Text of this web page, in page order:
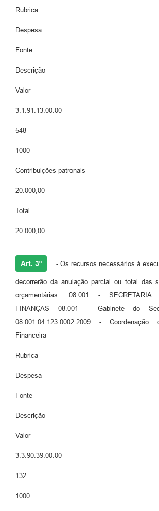
Rubrica
Despesa
Fonte
Descrição
Valor
3.1.91.13.00.00
548
1000
Contribuições patronais
20.000,00
Total
20.000,00
Art. 3º - Os recursos necessários à
decorrerão da anulação parcial ou total das
orçamentárias: 08.001 - SECRETARIA
FINANÇAS 08.001 - Gabinete do
08.001.04.123.0002.2009 - Coordenação
Financeira
Rubrica
Despesa
Fonte
Descrição
Valor
3.3.90.39.00.00
132
1000